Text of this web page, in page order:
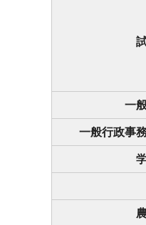
一
一般行政事